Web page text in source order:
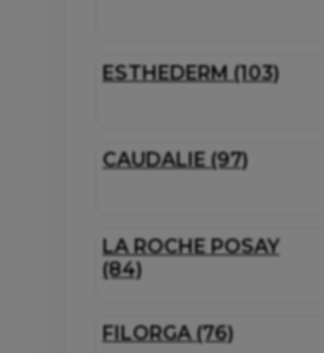
ESTHEDERM (103)
CAUDALIE (97)
LA ROCHE POSAY
(84)
FILORGA (76)